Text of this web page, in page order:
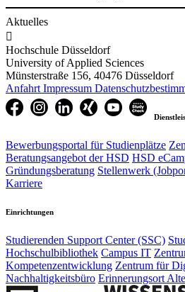
Aktuelles

Hochschule Düsseldorf
University of Applied Sciences
Münsterstraße 156, 40476 Düsseldorf
Anfahrt Impressum
Bewerbungsportal für Studienplätze
Beratungsangebot der HSD HSD
Gründungsberatung Stellenwerk
Karriere
Einrichtungen
Studierenden Support Center (SSC)
Hochschulbibliothek Campus IT
Kompetenzentwicklung Zentrum für
Nachhaltigkeitsbüro Erinnerungsort